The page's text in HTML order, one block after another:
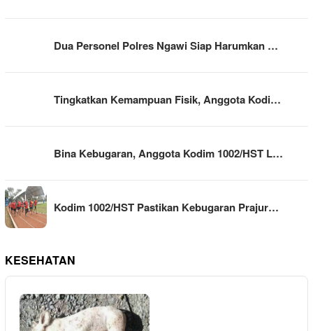
Dua Personel Polres Ngawi Siap Harumkan …
Tingkatkan Kemampuan Fisik, Anggota Kodi…
Bina Kebugaran, Anggota Kodim 1002/HST L…
Kodim 1002/HST Pastikan Kebugaran Prajur…
KESEHATAN